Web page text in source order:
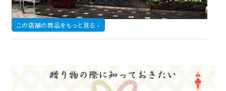
この店舗の商品をもっと見る ›